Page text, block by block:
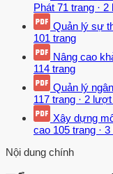
Phát 71 trang · 2
Quản lý sự
101 trang
Nâng cao
114 trang
Quản lý
117 trang · 2
Xây dựng
cao 105 trang · 3
Nội dung chính